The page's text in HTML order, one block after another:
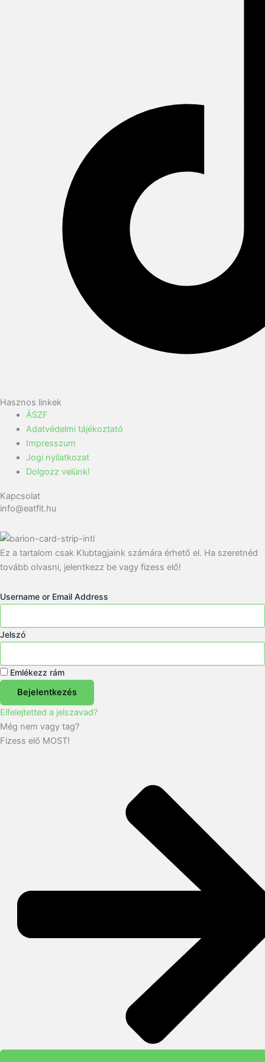
Hasznos linkek
ÁSZF
Adatvédelmi tájékoztató
Impresszum
Jogi nyilatkozat
Dolgozz velünk!
Kapcsolat
info@eatfit.hu
Ez a tartalom csak Klubtagjaink számára érhető el. Ha szeretnéd
tovább olvasni, jelentkezz be vagy fizess elő!
Username or Email Address
Jelszó
Emlékezz rám
Bejelentkezés
Elfelejtetted a jelszavad?
Még nem vagy tag?
Fizess elő MOST!